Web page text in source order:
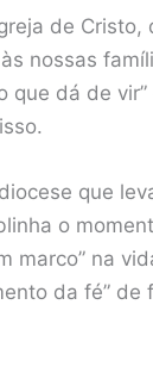
de
nossas
dá de
que
o
marco” na
da fé” de